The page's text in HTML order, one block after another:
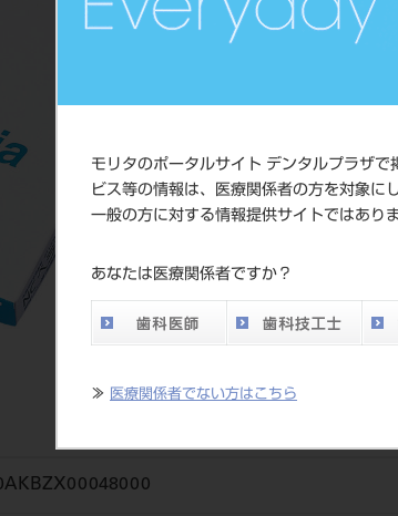
モリタのポータルサイト デンタルプラザ
ビス等の情報は、医療関係者の方を対象に
一般の方に対する情報提供サイトではありま
あなたは医療関係者ですか？
≫ 医療関係者でない方はこちら
JAN/
メーカ
ジ